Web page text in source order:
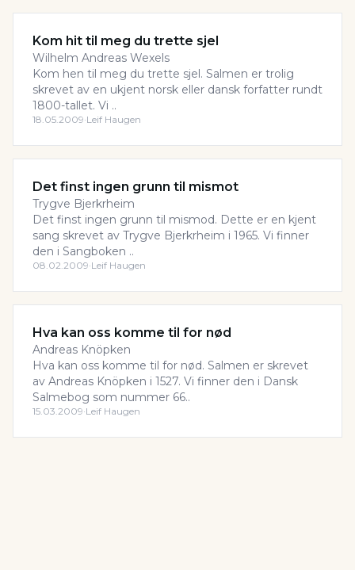
Kom hit til meg du trette sjel
Wilhelm Andreas Wexels
Kom hen til meg du trette sjel. Salmen er trolig
skrevet av en ukjent norsk eller dansk forfatter rundt
1800-tallet. Vi ..
18.05.2009·Leif Haugen
Det finst ingen grunn til mismot
Trygve Bjerkrheim
Det finst ingen grunn til mismod. Dette er en kjent
sang skrevet av Trygve Bjerkrheim i 1965. Vi finner
den i Sangboken ..
08.02.2009·Leif Haugen
Hva kan oss komme til for nød
Andreas Knöpken
Hva kan oss komme til for nød. Salmen er skrevet
av Andreas Knöpken i 1527. Vi finner den i Dansk
Salmebog som nummer 66..
15.03.2009·Leif Haugen